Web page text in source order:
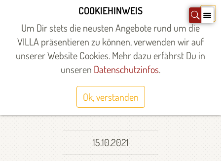
COOKIEHINWEIS
Um Dir stets die neusten Angebote rund um die
VILLA präsentieren zu können, verwenden wir auf
unserer Website Cookies. Mehr dazu erfährst Du in
unseren Datenschutzinfos.
Ok, verstanden
X
springen
Startseite»Über uns»Aktuelles»
SENIORENTANZ IN
PANDEMIEZEITEN
15.10.2021